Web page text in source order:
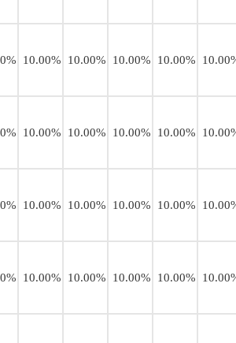
10.00% 10.00% 10.00% 10.00%
10.00% 10.00% 10.00% 10.00%
10.00% 10.00% 10.00% 10.00%
10.00% 10.00% 10.00% 10.00%